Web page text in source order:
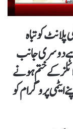
کو تباہ
ہے دوسری جانب
کے ختم ہونے
پروگرام کو